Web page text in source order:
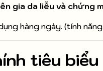
gia da liễu và chứng
hàng ngày. (tính
tiêu biểu